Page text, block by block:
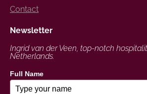
Newsletter
Ingrid van der Veen, top-notch
Netherlands.
Full Name
Contact